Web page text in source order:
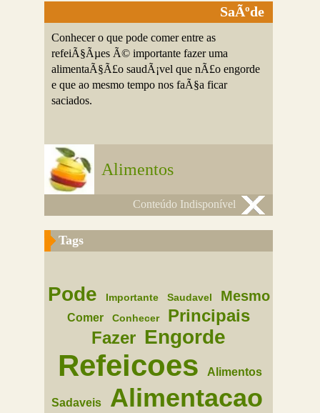
SaÃºde
Conhecer o que pode comer entre as
refeiÃ§Ãµes Ã© importante fazer uma
alimentaÃ§Ã£o saudÃ¡vel que nÃ£o engorde
e que ao mesmo tempo nos faÃ§a ficar
saciados.
Alimentos
Conteúdo Indisponível
Tags
Pode Importante Saudavel Mesmo
Comer Conhecer
Principais
Fazer Engorde
Refeicoes Alimentos
Sadaveis Alimentacao